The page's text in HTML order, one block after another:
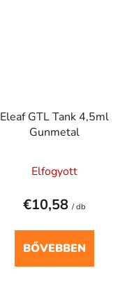
Eleaf GTL Tank 4,5ml
Gunmetal
Elfogyott
€10,58 / db
BŐVEBBEN